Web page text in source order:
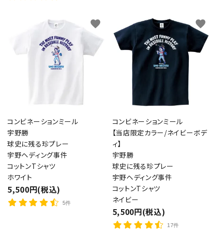
コンビネーションミール
宇野勝
球史に残る珍プレー
宇野ヘディング事件
コットンTシャツ
ホワイト
5,500円(税込)
5件
favorite
コンビネーションミール
【当店限定カラー/ネイビーボデ
ィ】
宇野勝
球史に残る珍プレー
宇野ヘディング事件
コットンTシャツ
ネイビー
5,500円(税込)
17件
favorite